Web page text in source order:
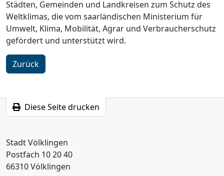
Städten, Gemeinden und Landkreisen zum Schutz des
Weltklimas, die vom saarländischen Ministerium für
Umwelt, Klima, Mobilität, Agrar und Verbraucherschutz
gefördert und unterstützt wird.
Zurück
Diese Seite drucken
Stadt Völklingen
Postfach 10 20 40
66310 Völklingen